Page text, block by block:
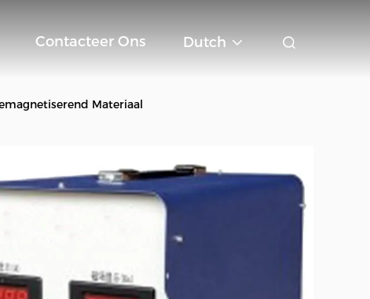
Contacteer Ons Dutch
Materiaal